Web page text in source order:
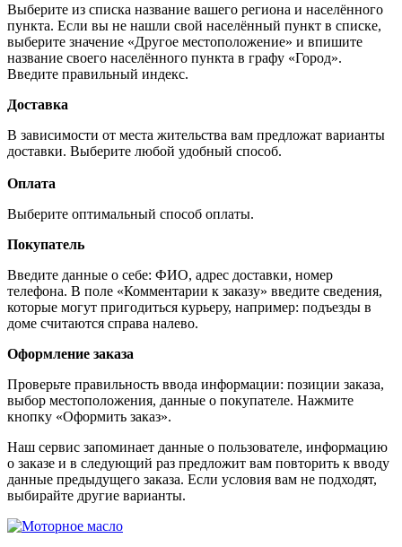
Выберите из списка название вашего региона и населённого
пункта. Если вы не нашли свой населённый пункт в списке,
выберите значение «Другое местоположение» и впишите
название своего населённого пункта в графу «Город».
Введите правильный индекс.
Доставка
В зависимости от места жительства вам предложат варианты
доставки. Выберите любой удобный способ.
Оплата
Выберите оптимальный способ оплаты.
Покупатель
Введите данные о себе: ФИО, адрес доставки, номер
телефона. В поле «Комментарии к заказу» введите сведения,
которые могут пригодиться курьеру, например: подъезды в
доме считаются справа налево.
Оформление заказа
Проверьте правильность ввода информации: позиции заказа,
выбор местоположения, данные о покупателе. Нажмите
кнопку «Оформить заказ».
Наш сервис запоминает данные о пользователе, информацию
о заказе и в следующий раз предложит вам повторить к вводу
данные предыдущего заказа. Если условия вам не подходят,
выбирайте другие варианты.